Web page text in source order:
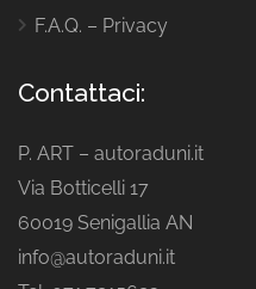
F.A.Q. – Privacy
Contattaci:
P. ART – autoraduni.it
Via Botticelli 17
60019 Senigallia AN
info@autoraduni.it